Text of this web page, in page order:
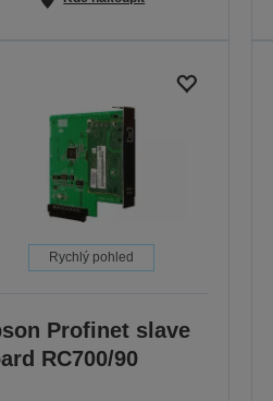
Rychlý pohled
Profinet slave
RC700/90